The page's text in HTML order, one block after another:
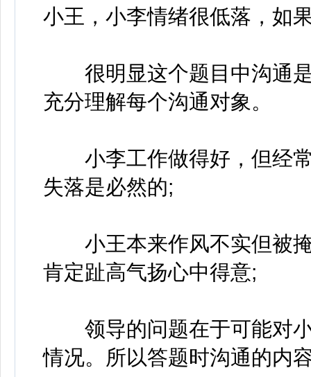
小王，小李情绪很低落，如
很明显这个题目中沟通是
充分理解每个沟通对象。
小李工作做得好，但经常
失落是必然的;
小王本来作风不实但被掩
肯定趾高气扬心中得意;
领导的问题在于可能对小
情况。所以答题时沟通的内